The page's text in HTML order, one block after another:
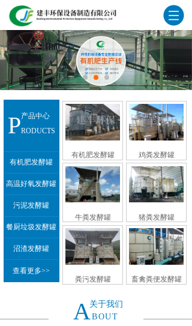
产品中心
PRODUCTS
有机肥发酵罐
高温好氧发酵罐
污泥发酵罐
餐厨垃圾发酵罐
沼渣发酵罐
查看更多>>
有机肥发酵罐 鸡粪发酵罐
牛粪发酵罐 猪粪发酵罐
粪污发酵罐 畜禽粪便发酵罐
关于我们
ABOUT